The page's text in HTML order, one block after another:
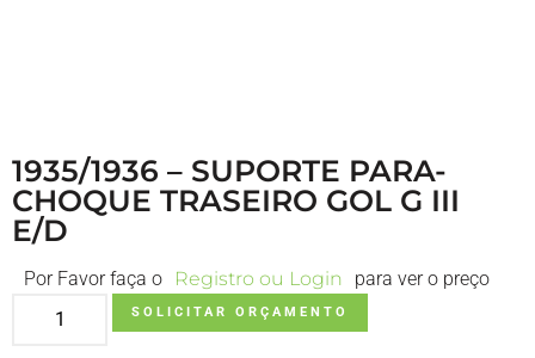
1935/1936 – SUPORTE PARA-
CHOQUE TRASEIRO GOL G III
E/D
Por Favor faça o Registro ou Login para ver o preço
SOLICITAR ORÇAMENTO